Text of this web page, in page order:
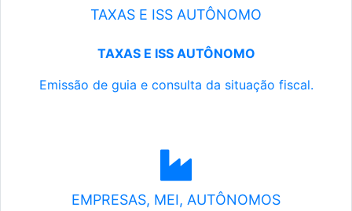
TAXAS E ISS AUTÔNOMO
TAXAS E ISS AUTÔNOMO
Emissão de guia e consulta da situação fiscal.
EMPRESAS, MEI, AUTÔNOMOS